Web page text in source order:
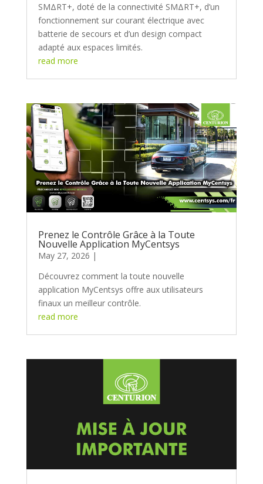
SMΔRT+, doté de la connectivité SMΔRT+, d’un
fonctionnement sur courant électrique avec
batterie de secours et d’un design compact
adapté aux espaces limités.
read more
Prenez le Contrôle Grâce à la Toute
Nouvelle Application MyCentsys
May 27, 2026
Découvrez comment la toute nouvelle
application MyCentsys offre aux utilisateurs
finaux un meilleur contrôle.
read more